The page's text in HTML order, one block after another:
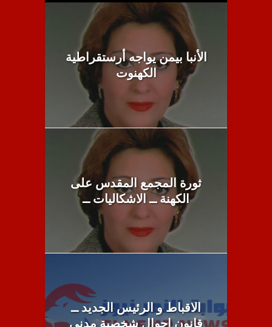
الأنبا بيمن يواجه أرستقراطية
الكهنوت
ثورة المجمع المقدس على
الكهنة ــ الاشكاليات ــ
الاقباط و الرئيس الجديد ــ
قانون احوال شخصية مدنى